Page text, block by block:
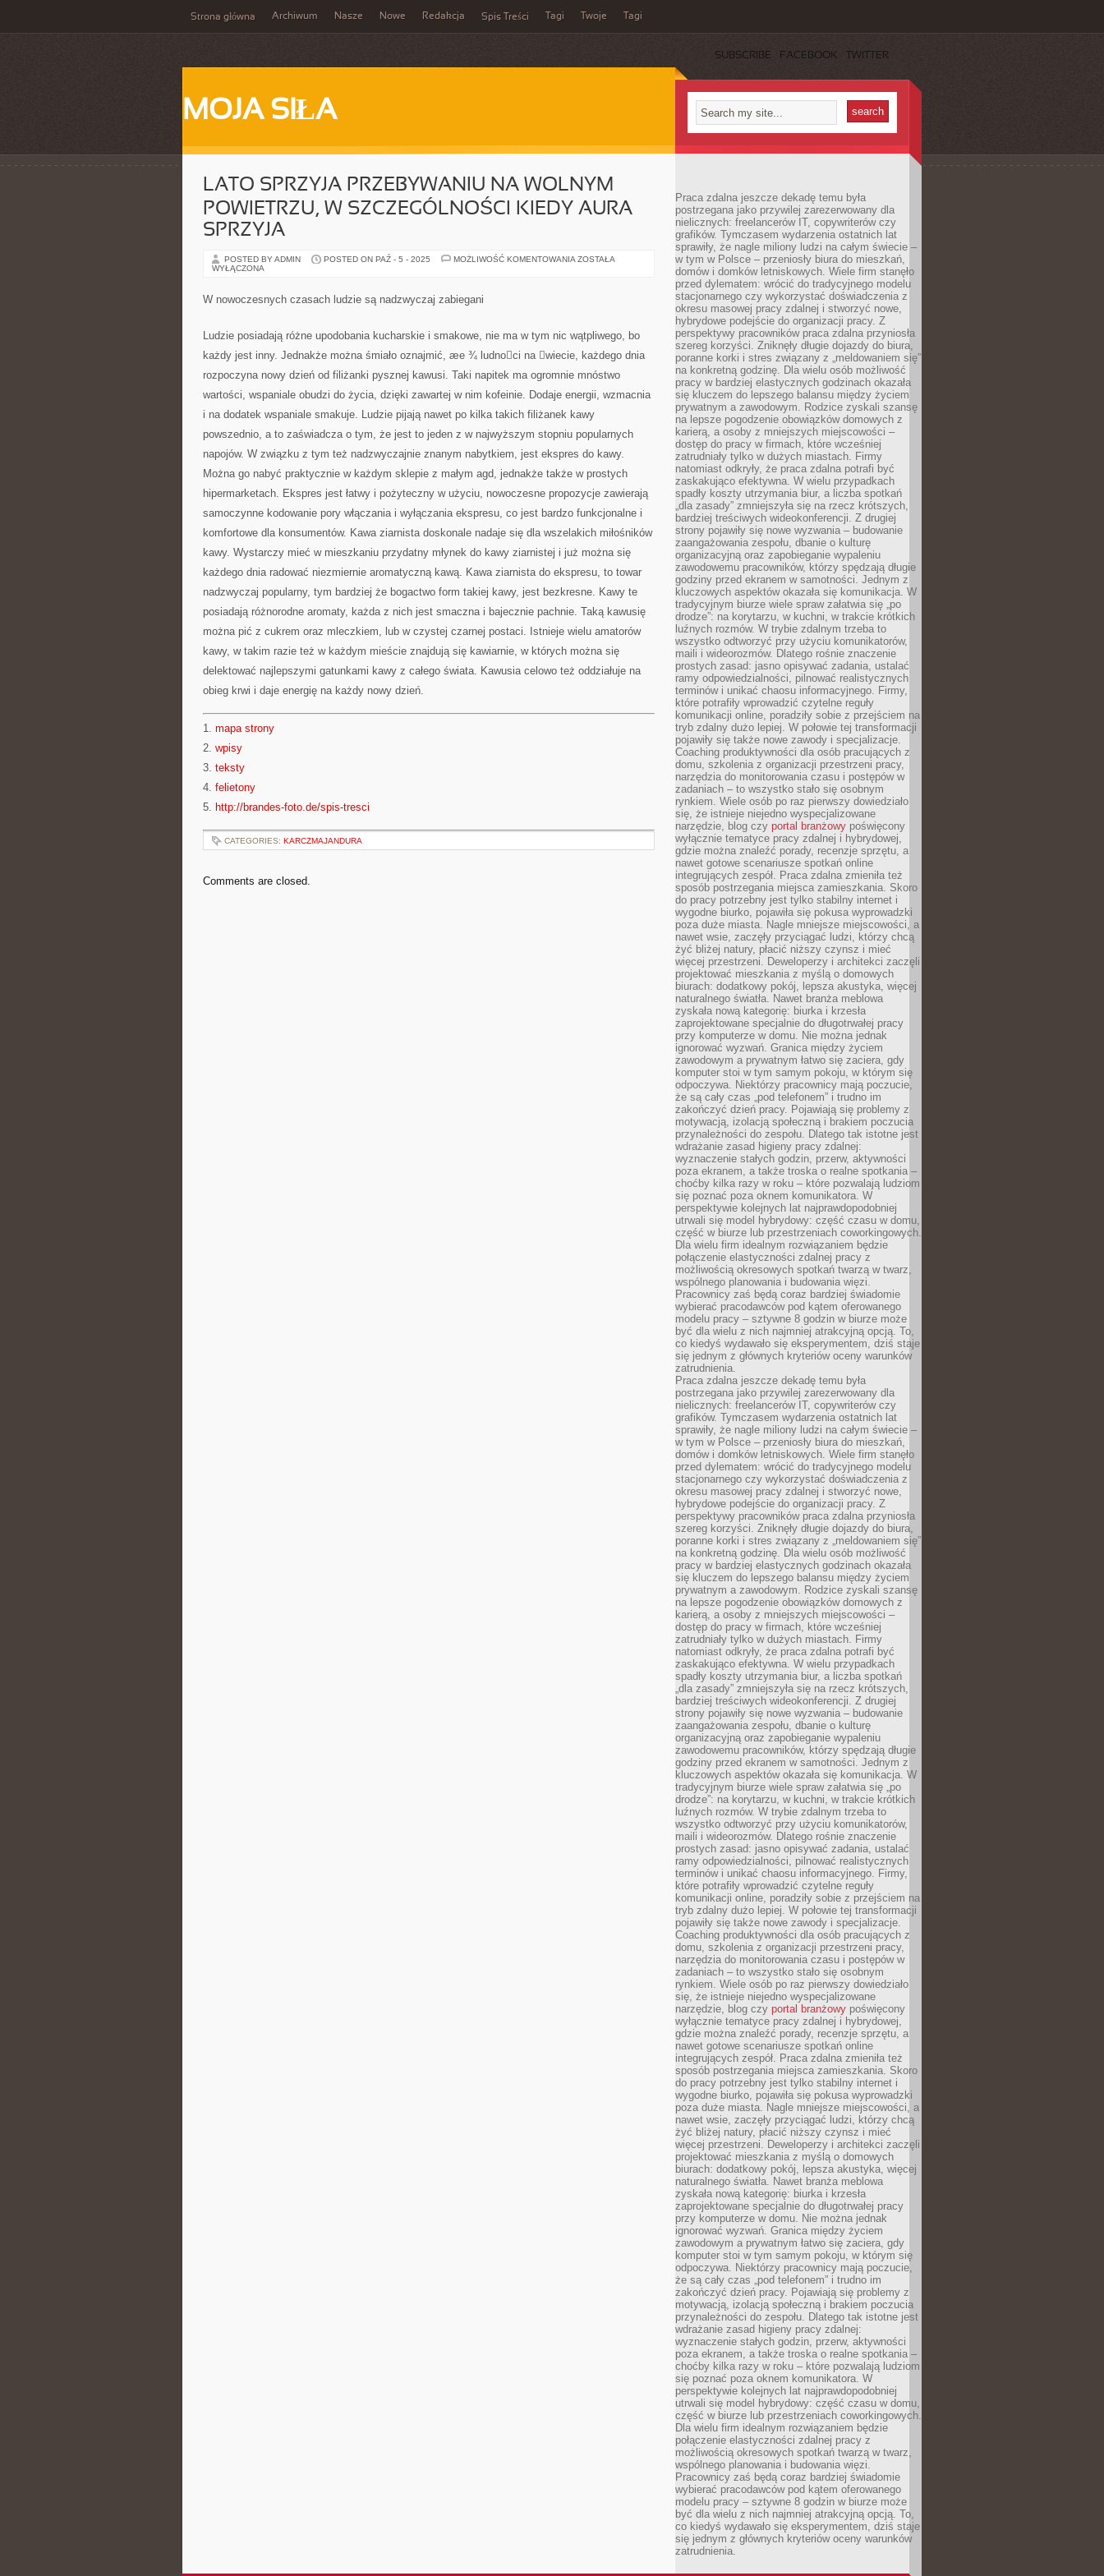
Strona główna Archiwum Nasze Nowe Redakcja Spis Treści Tagi Twoje Tagi
SUBSCRIBE FACEBOOK TWITTER
MOJA SIŁA
LATO SPRZYJA PRZEBYWANIU NA WOLNYM
POWIETRZU, W SZCZEGÓLNOŚCI KIEDY AURA
SPRZYJA
POSTED BY ADMIN POSTED ON PAŹ - 5 - 2025 MOŻLIWOŚĆ KOMENTOWANIA LATO
KIEDY
AURA
ZOSTAŁA
WYŁĄCZONA
W nowoczesnych czasach ludzie są nadzwyczaj zabiegani
Ludzie posiadają różne upodobania kucharskie i smakowe, nie ma w tym nic wątpliwego, bo
każdy jest inny. Jednakże można śmiało oznajmić, æe ¾ ludnoci na wiecie, każdego dnia
rozpoczyna nowy dzień od filiżanki pysznej kawusi. Taki napitek ma ogromnie mnóstwo
wartości, wspaniale obudzi do życia, dzięki zawartej w nim kofeinie. Dodaje energii, wzmacnia
i na dodatek wspaniale smakuje. Ludzie pijają nawet po kilka takich filiżanek kawy
powszednio, a to zaświadcza o tym, że jest to jeden z w najwyższym stopniu popularnych
napojów. W związku z tym też nadzwyczajnie znanym nabytkiem, jest ekspres do kawy.
Można go nabyć praktycznie w każdym sklepie z małym agd, jednakże także w prostych
hipermarketach. Ekspres jest łatwy i pożyteczny w użyciu, nowoczesne propozycje zawierają
samoczynne kodowanie pory włączania i wyłączania ekspresu, co jest bardzo funkcjonalne i
komfortowe dla konsumentów. Kawa ziarnista doskonale nadaje się dla wszelakich miłośników
kawy. Wystarczy mieć w mieszkaniu przydatny młynek do kawy ziarnistej i już można się
każdego dnia radować niezmiernie aromatyczną kawą. Kawa ziarnista do ekspresu, to towar
nadzwyczaj popularny, tym bardziej że bogactwo form takiej kawy, jest bezkresne. Kawy te
posiadają różnorodne aromaty, każda z nich jest smaczna i bajecznie pachnie. Taką kawusię
można pić z cukrem oraz mleczkiem, lub w czystej czarnej postaci. Istnieje wielu amatorów
kawy, w takim razie też w każdym mieście znajdują się kawiarnie, w których można się
delektować najlepszymi gatunkami kawy z całego świata. Kawusia celowo też oddziałuje na
obieg krwi i daje energię na każdy nowy dzień.
1. mapa strony
2. wpisy
3. teksty
4. felietony
5. http://brandes-foto.de/spis-tresci
CATEGORIES: KARCZMAJANDURA
Comments are closed.
Praca zdalna jeszcze dekadę temu była
postrzegana jako przywilej zarezerwowany dla
nielicznych: freelancerów IT, copywriterów czy
grafików. Tymczasem wydarzenia ostatnich lat
sprawiły, że nagle miliony ludzi na całym świecie –
w tym w Polsce – przeniosły biura do mieszkań,
domów i domków letniskowych. Wiele firm stanęło
przed dylematem: wrócić do tradycyjnego modelu
stacjonarnego czy wykorzystać doświadczenia z
okresu masowej pracy zdalnej i stworzyć nowe,
hybrydowe podejście do organizacji pracy. Z
perspektywy pracowników praca zdalna przyniosła
szereg korzyści. Zniknęły długie dojazdy do biura,
poranne korki i stres związany z „meldowaniem się”
na konkretną godzinę. Dla wielu osób możliwość
pracy w bardziej elastycznych godzinach okazała
się kluczem do lepszego balansu między życiem
prywatnym a zawodowym. Rodzice zyskali szansę
na lepsze pogodzenie obowiązków domowych z
karierą, a osoby z mniejszych miejscowości –
dostęp do pracy w firmach, które wcześniej
zatrudniały tylko w dużych miastach. Firmy
natomiast odkryły, że praca zdalna potrafi być
zaskakująco efektywna. W wielu przypadkach
spadły koszty utrzymania biur, a liczba spotkań
„dla zasady” zmniejszyła się na rzecz krótszych,
bardziej treściwych wideokonferencji. Z drugiej
strony pojawiły się nowe wyzwania – budowanie
zaangażowania zespołu, dbanie o kulturę
organizacyjną oraz zapobieganie wypaleniu
zawodowemu pracowników, którzy spędzają długie
godziny przed ekranem w samotności. Jednym z
kluczowych aspektów okazała się komunikacja. W
tradycyjnym biurze wiele spraw załatwia się „po
drodze”: na korytarzu, w kuchni, w trakcie krótkich
luźnych rozmów. W trybie zdalnym trzeba to
wszystko odtworzyć przy użyciu komunikatorów,
maili i wideorozmów. Dlatego rośnie znaczenie
prostych zasad: jasno opisywać zadania, ustalać
ramy odpowiedzialności, pilnować realistycznych
terminów i unikać chaosu informacyjnego. Firmy,
które potrafiły wprowadzić czytelne reguły
komunikacji online, poradziły sobie z przejściem na
tryb zdalny dużo lepiej. W połowie tej transformacji
pojawiły się także nowe zawody i specjalizacje.
Coaching produktywności dla osób pracujących z
domu, szkolenia z organizacji przestrzeni pracy,
narzędzia do monitorowania czasu i postępów w
zadaniach – to wszystko stało się osobnym
rynkiem. Wiele osób po raz pierwszy dowiedziało
się, że istnieje niejedno wyspecjalizowane
narzędzie, blog czy portal branżowy poświęcony
wyłącznie tematyce pracy zdalnej i hybrydowej,
gdzie można znaleźć porady, recenzje sprzętu, a
nawet gotowe scenariusze spotkań online
integrujących zespół. Praca zdalna zmieniła też
sposób postrzegania miejsca zamieszkania. Skoro
do pracy potrzebny jest tylko stabilny internet i
wygodne biurko, pojawiła się pokusa wyprowadzki
poza duże miasta. Nagle mniejsze miejscowości, a
nawet wsie, zaczęły przyciągać ludzi, którzy chcą
żyć bliżej natury, płacić niższy czynsz i mieć
więcej przestrzeni. Deweloperzy i architekci zaczęli
projektować mieszkania z myślą o domowych
biurach: dodatkowy pokój, lepsza akustyka, więcej
naturalnego światła. Nawet branża meblowa
zyskała nową kategorię: biurka i krzesła
zaprojektowane specjalnie do długotrwałej pracy
przy komputerze w domu. Nie można jednak
ignorować wyzwań. Granica między życiem
zawodowym a prywatnym łatwo się zaciera, gdy
komputer stoi w tym samym pokoju, w którym się
odpoczywa. Niektórzy pracownicy mają poczucie,
że są cały czas „pod telefonem” i trudno im
zakończyć dzień pracy. Pojawiają się problemy z
motywacją, izolacją społeczną i brakiem poczucia
przynależności do zespołu. Dlatego tak istotne jest
wdrażanie zasad higieny pracy zdalnej:
wyznaczenie stałych godzin, przerw, aktywności
poza ekranem, a także troska o realne spotkania –
choćby kilka razy w roku – które pozwalają ludziom
się poznać poza oknem komunikatora. W
perspektywie kolejnych lat najprawdopodobniej
utrwali się model hybrydowy: część czasu w domu,
część w biurze lub przestrzeniach coworkingowych.
Dla wielu firm idealnym rozwiązaniem będzie
połączenie elastyczności zdalnej pracy z
możliwością okresowych spotkań twarzą w twarz,
wspólnego planowania i budowania więzi.
Pracownicy zaś będą coraz bardziej świadomie
wybierać pracodawców pod kątem oferowanego
modelu pracy – sztywne 8 godzin w biurze może
być dla wielu z nich najmniej atrakcyjną opcją. To,
co kiedyś wydawało się eksperymentem, dziś staje
się jednym z głównych kryteriów oceny warunków
zatrudnienia.
Praca zdalna jeszcze dekadę temu była
postrzegana jako przywilej zarezerwowany dla
nielicznych: freelancerów IT, copywriterów czy
grafików. Tymczasem wydarzenia ostatnich lat
sprawiły, że nagle miliony ludzi na całym świecie –
w tym w Polsce – przeniosły biura do mieszkań,
domów i domków letniskowych. Wiele firm stanęło
przed dylematem: wrócić do tradycyjnego modelu
stacjonarnego czy wykorzystać doświadczenia z
okresu masowej pracy zdalnej i stworzyć nowe,
hybrydowe podejście do organizacji pracy. Z
perspektywy pracowników praca zdalna przyniosła
szereg korzyści. Zniknęły długie dojazdy do biura,
poranne korki i stres związany z „meldowaniem się”
na konkretną godzinę. Dla wielu osób możliwość
pracy w bardziej elastycznych godzinach okazała
się kluczem do lepszego balansu między życiem
prywatnym a zawodowym. Rodzice zyskali szansę
na lepsze pogodzenie obowiązków domowych z
karierą, a osoby z mniejszych miejscowości –
dostęp do pracy w firmach, które wcześniej
zatrudniały tylko w dużych miastach. Firmy
natomiast odkryły, że praca zdalna potrafi być
zaskakująco efektywna. W wielu przypadkach
spadły koszty utrzymania biur, a liczba spotkań
„dla zasady” zmniejszyła się na rzecz krótszych,
bardziej treściwych wideokonferencji. Z drugiej
strony pojawiły się nowe wyzwania – budowanie
zaangażowania zespołu, dbanie o kulturę
organizacyjną oraz zapobieganie wypaleniu
zawodowemu pracowników, którzy spędzają długie
godziny przed ekranem w samotności. Jednym z
kluczowych aspektów okazała się komunikacja. W
tradycyjnym biurze wiele spraw załatwia się „po
drodze”: na korytarzu, w kuchni, w trakcie krótkich
luźnych rozmów. W trybie zdalnym trzeba to
wszystko odtworzyć przy użyciu komunikatorów,
maili i wideorozmów. Dlatego rośnie znaczenie
prostych zasad: jasno opisywać zadania, ustalać
ramy odpowiedzialności, pilnować realistycznych
terminów i unikać chaosu informacyjnego. Firmy,
które potrafiły wprowadzić czytelne reguły
komunikacji online, poradziły sobie z przejściem na
tryb zdalny dużo lepiej. W połowie tej transformacji
pojawiły się także nowe zawody i specjalizacje.
Coaching produktywności dla osób pracujących z
domu, szkolenia z organizacji przestrzeni pracy,
narzędzia do monitorowania czasu i postępów w
zadaniach – to wszystko stało się osobnym
rynkiem. Wiele osób po raz pierwszy dowiedziało
się, że istnieje niejedno wyspecjalizowane
narzędzie, blog czy portal branżowy poświęcony
wyłącznie tematyce pracy zdalnej i hybrydowej,
gdzie można znaleźć porady, recenzje sprzętu, a
nawet gotowe scenariusze spotkań online
integrujących zespół. Praca zdalna zmieniła też
sposób postrzegania miejsca zamieszkania. Skoro
do pracy potrzebny jest tylko stabilny internet i
wygodne biurko, pojawiła się pokusa wyprowadzki
poza duże miasta. Nagle mniejsze miejscowości, a
nawet wsie, zaczęły przyciągać ludzi, którzy chcą
żyć bliżej natury, płacić niższy czynsz i mieć
więcej przestrzeni. Deweloperzy i architekci zaczęli
projektować mieszkania z myślą o domowych
biurach: dodatkowy pokój, lepsza akustyka, więcej
naturalnego światła. Nawet branża meblowa
zyskała nową kategorię: biurka i krzesła
zaprojektowane specjalnie do długotrwałej pracy
przy komputerze w domu. Nie można jednak
ignorować wyzwań. Granica między życiem
zawodowym a prywatnym łatwo się zaciera, gdy
komputer stoi w tym samym pokoju, w którym się
odpoczywa. Niektórzy pracownicy mają poczucie,
że są cały czas „pod telefonem” i trudno im
zakończyć dzień pracy. Pojawiają się problemy z
motywacją, izolacją społeczną i brakiem poczucia
przynależności do zespołu. Dlatego tak istotne jest
wdrażanie zasad higieny pracy zdalnej:
wyznaczenie stałych godzin, przerw, aktywności
poza ekranem, a także troska o realne spotkania –
choćby kilka razy w roku – które pozwalają ludziom
się poznać poza oknem komunikatora. W
perspektywie kolejnych lat najprawdopodobniej
utrwali się model hybrydowy: część czasu w domu,
część w biurze lub przestrzeniach coworkingowych.
Dla wielu firm idealnym rozwiązaniem będzie
połączenie elastyczności zdalnej pracy z
możliwością okresowych spotkań twarzą w twarz,
wspólnego planowania i budowania więzi.
Pracownicy zaś będą coraz bardziej świadomie
wybierać pracodawców pod kątem oferowanego
modelu pracy – sztywne 8 godzin w biurze może
być dla wielu z nich najmniej atrakcyjną opcją. To,
co kiedyś wydawało się eksperymentem, dziś staje
się jednym z głównych kryteriów oceny warunków
zatrudnienia.